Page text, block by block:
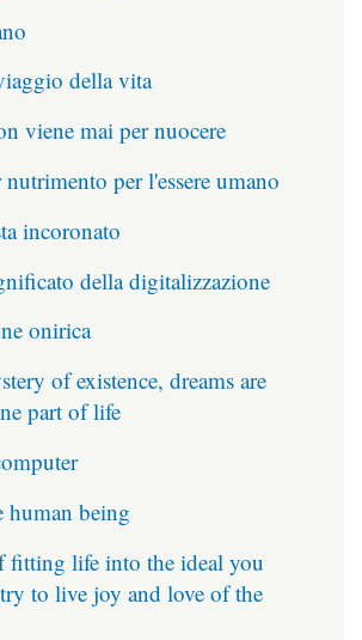
della vita
viene mai per nuocere
per l'essere umano
incoronato
della digitalizzazione
onirica
of existence, dreams are
part of life
human being
fitting life into the ideal you
to live joy and love of the